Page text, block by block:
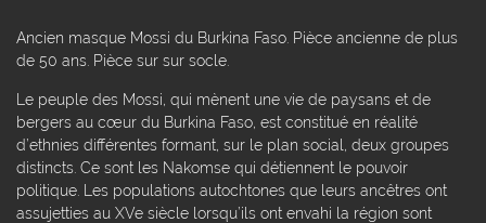
Ancien masque Mossi du Burkina Faso. Pièce ancienne de plus
de 50 ans. Pièce sur sur socle.
Le peuple des Mossi, qui mènent une vie de paysans et de
bergers au cœur du Burkina Faso, est constitué en réalité
d’ethnies différentes formant, sur le plan social, deux groupes
distincts. Ce sont les Nakomse qui détiennent le pouvoir
politique. Les populations autochtones que leurs ancêtres ont
assujetties au XVe siècle lorsqu’ils ont envahi la région sont